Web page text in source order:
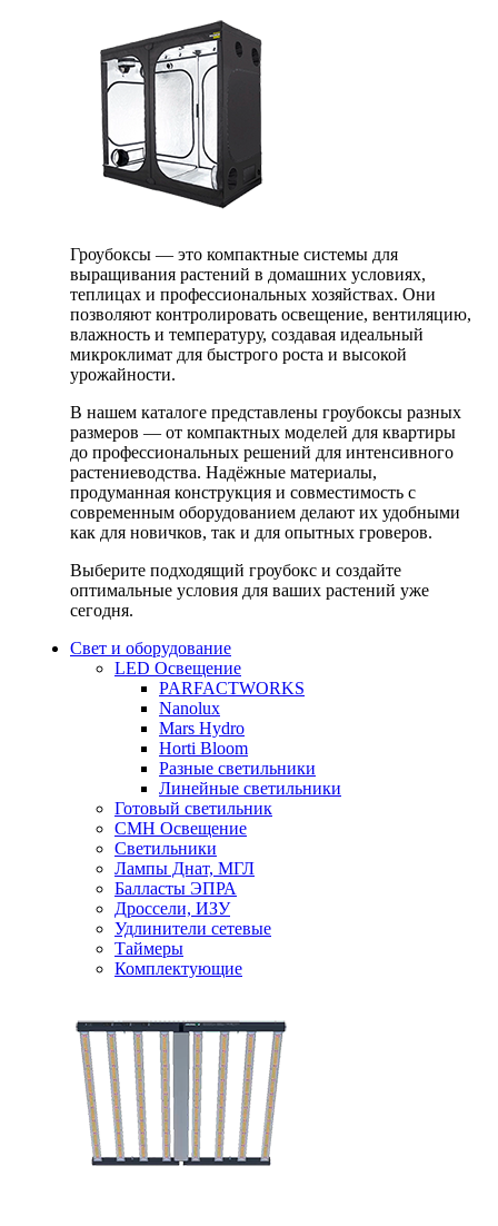
Гроубоксы — это компактные системы для
выращивания растений в домашних условиях,
теплицах и профессиональных хозяйствах. Они
позволяют контролировать освещение, вентиляцию,
влажность и температуру, создавая идеальный
микроклимат для быстрого роста и высокой
урожайности.
В нашем каталоге представлены гроубоксы разных
размеров — от компактных моделей для квартиры
до профессиональных решений для интенсивного
растениеводства. Надёжные материалы,
продуманная конструкция и совместимость с
современным оборудованием делают их удобными
как для новичков, так и для опытных гроверов.
Выберите подходящий гроубокс и создайте
оптимальные условия для ваших растений уже
сегодня.
Свет и оборудование
LED Освещение
PARFACTWORKS
Nanolux
Mars Hydro
Horti Bloom
Разные светильники
Линейные светильники
Готовый светильник
CMH Освещение
Светильники
Лампы Днат, МГЛ
Балласты ЭПРА
Дроссели, ИЗУ
Удлинители сетевые
Таймеры
Комплектующие